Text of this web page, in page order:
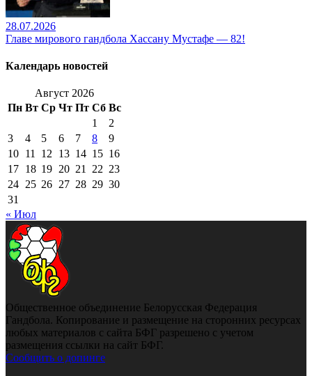
28.07.2026
Главе мирового гандбола Хассану Мустафе — 82!
Календарь новостей
Август 2026
Пн Вт Ср Чт Пт Сб Вс
1
2
3
4 5 6 7 8
9
10 11 12 13 14 15 16
17 18 19 20 21 22 23
24 25 26 27 28 29 30
31
« Июл
Общественное объединение Белорусская Федерация
Гандбола. Копирование и размещение на сторонних ресурсах
любых материалов с сайта БФГ разрешено с учетом
размещения ссылки на сайт БФГ.
Сообщить о допинге